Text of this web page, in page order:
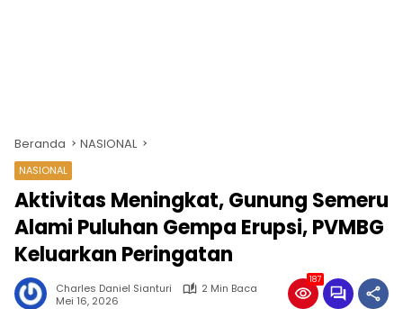
Beranda NASIONAL
NASIONAL
Aktivitas Meningkat, Gunung Semeru
Alami Puluhan Gempa Erupsi, PVMBG
Keluarkan Peringatan
Charles Daniel Sianturi
2 Min Baca
Mei 16, 2026
187